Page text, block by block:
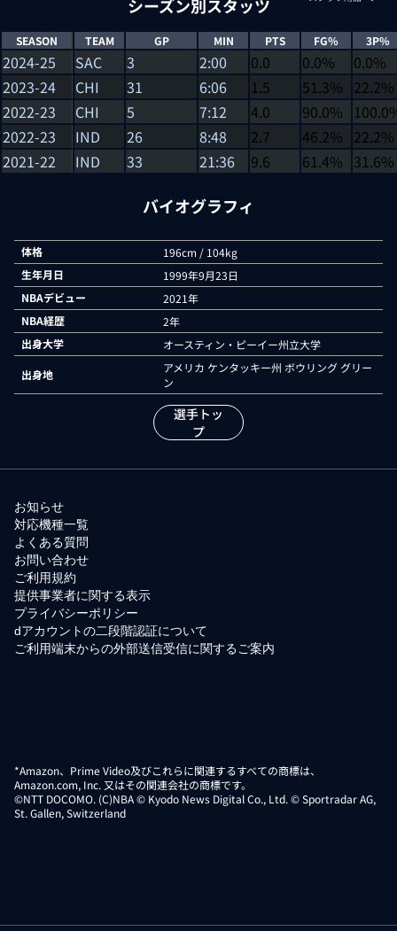
シーズン別スタッツ
SEASON TEAM GP MIN PTS FG% 3P%
2024-25 SAC 3 2:00 0.0 0.0%
0.0%
2023-24
CHI 31 6:06 1.5 51.3% 22.2%
2022-23
CHI 5 7:12 4.0 90.0%
2022-23
IND 26 8:48 2.7 46.2% 22.2%
2021-22
IND 33 21:36 9.6 61.4% 31.6%
バイオグラフィ
体格
196cm / 104kg
生年月日
1999年9月23日
NBAデビュー
2021年
NBA経歴
2年
出身大学
オースティン・ピーイー州立大学
出身地
アメリカ ケンタッキー州 ボウリング グリー
ン
選手トッ
プ
お知らせ
対応機種一覧
よくある質問
お問い合わせ
ご利用規約
提供事業者に関する表示
プライバシーポリシー
dアカウントの二段階認証について
ご利用端末からの外部送信受信に関するご案内
*Amazon、Prime Video及びこれらに関連するすべての商標は、
Amazon.com, Inc. 又はその関連会社の商標です。
©NTT DOCOMO. (C)NBA © Kyodo News Digital Co., Ltd. © Sportradar AG,
St. Gallen, Switzerland